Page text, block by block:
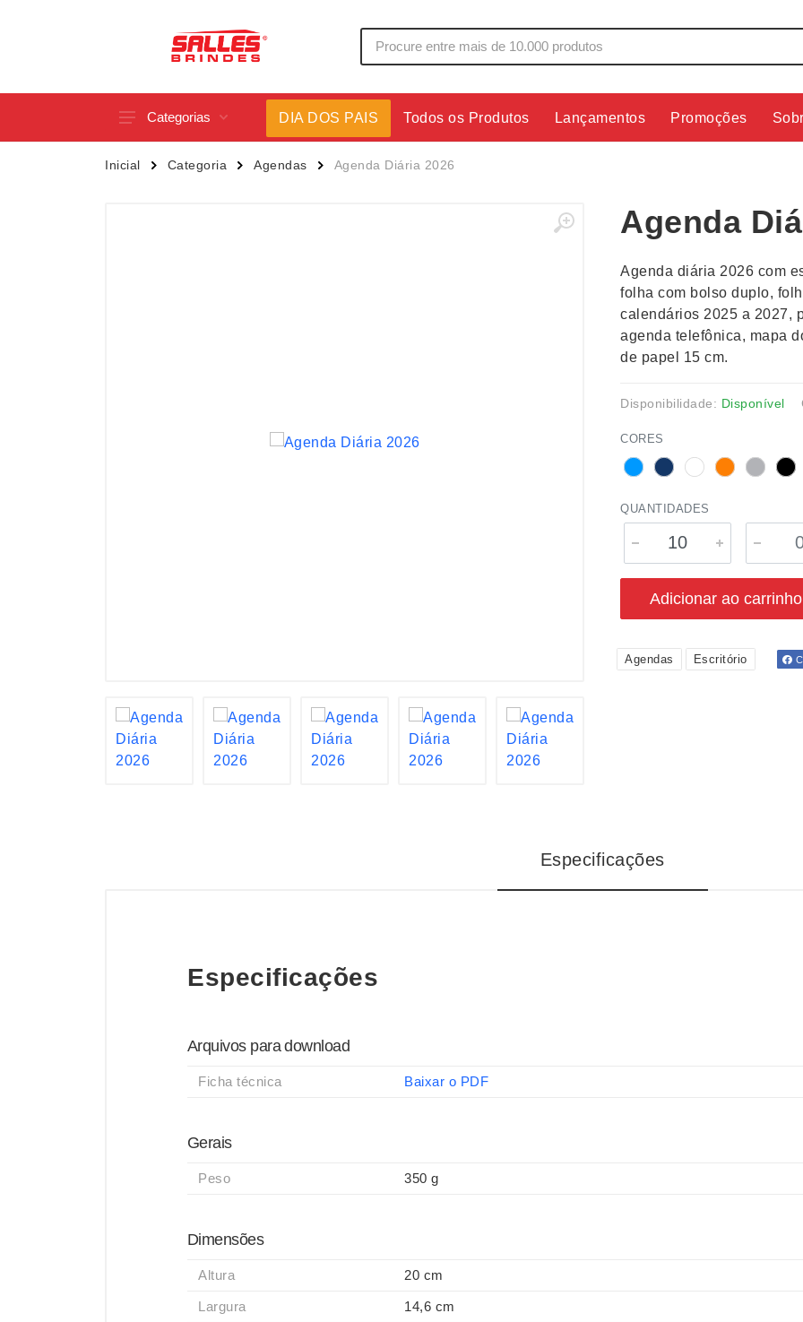
Categorias
Acessórios p/ Celular
Canecas
Cuidados Pessoais
Esporte e Jogos
Fones de
Kit
Kit Queijo
DIA DOS PAIS Todos os Produtos Lançamentos Promoções
Inicial Categoria Agendas Agenda Diária 2026
Agenda
Agenda diária 2026 com
folha com bolso duplo,
calendários 2025 a 2027,
agenda telefônica, mapa
de papel 15 cm.
Disponibilidade: Disponível
CORES
QUANTIDADES
Adicionar ao carrinho
Agendas Escritório
Especificações
Especificações
Arquivos para download
Ficha técnica Baixar o PDF
Gerais
Peso 350 g
Dimensões
Altura 20 cm
Largura 14,6 cm